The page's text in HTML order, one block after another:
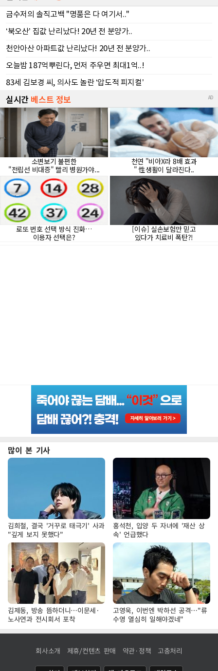
많이 본 기사
김희철, 결국 '거꾸로 태극기' 사과
"깊게 보지 못했다"
홍석천, 입양 두 자녀에 '재산 상
속' 언급했다
김제동, 방송 뜸하더니…이문세·
노사연과 전시회서 포착
고영욱, 이번엔 박하선 공격…"류
수영 열심히 일해야겠네"
회사소개 제휴/컨텐츠 판매 약관·정책 고충처리